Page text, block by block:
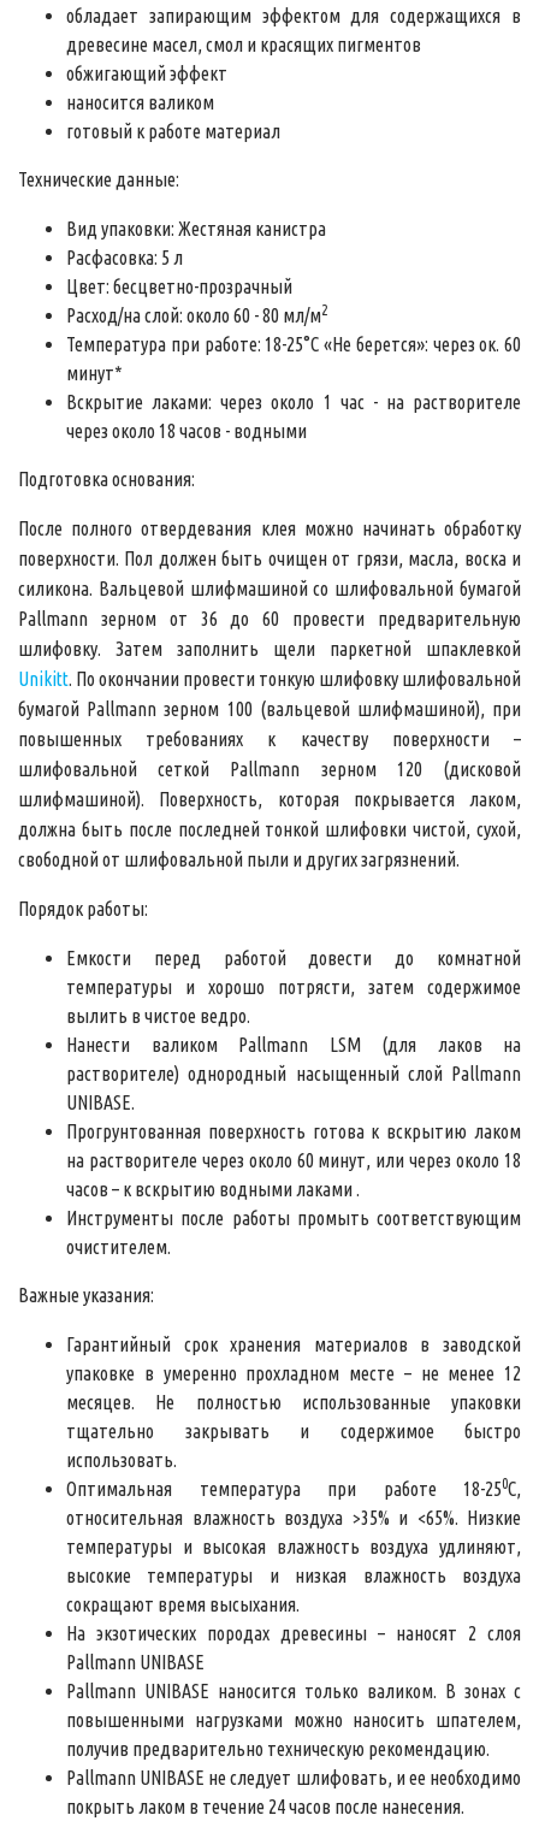
обладает запирающим эффектом для содержащихся в
древесине масел, смол и красящих пигментов
обжигающий эффект
наносится валиком
готовый к работе материал
Технические данные:
Вид упаковки: Жестяная канистра
Расфасовка: 5 л
Цвет: бесцветно-прозрачный
Расход/на слой: около 60 - 80 мл/м2
Температура при работе: 18-25°C «Не берется»: через ок. 60
минут*
Вскрытие лаками: через около 1 час - на растворителе
через около 18 часов - водными
Подготовка основания:
После полного отвердевания клея можно начинать обработку
поверхности. Пол должен быть очищен от грязи, масла, воска и
силикона. Вальцевой шлифмашиной со шлифовальной бумагой
Pallmann зерном от 36 до 60 провести предварительную
шлифовку. Затем заполнить щели паркетной шпаклевкой
Unikitt . По окончании провести тонкую шлифовку шлифовальной
бумагой Pallmann зерном 100 (вальцевой шлифмашиной), при
повышенных требованиях к качеству поверхности –
шлифовальной сеткой Pallmann зерном 120 (дисковой
шлифмашиной). Поверхность, которая покрывается лаком,
должна быть после последней тонкой шлифовки чистой, сухой,
свободной от шлифовальной пыли и других загрязнений.
Порядок работы:
Емкости перед работой довести до комнатной
температуры и хорошо потрясти, затем содержимое
вылить в чистое ведро.
Нанести валиком Pallmann LSM (для лаков на
растворителе) однородный насыщенный слой Pallmann
UNIBASE.
Прогрунтованная поверхность готова к вскрытию лаком
на растворителе через около 60 минут, или через около 18
часов – к вскрытию водными лаками .
Инструменты после работы промыть соответствующим
очистителем.
Важные указания:
Гарантийный срок хранения материалов в заводской
упаковке в умеренно прохладном месте – не менее 12
месяцев. Не полностью использованные упаковки
тщательно закрывать и содержимое быстро
использовать.
Оптимальная температура при работе 18-250С,
относительная влажность воздуха >35% и <65%. Низкие
температуры и высокая влажность воздуха удлиняют,
высокие температуры и низкая влажность воздуха
сокращают время высыхания.
На экзотических породах древесины – наносят 2 слоя
Pallmann UNIBASE
Pallmann UNIBASE наносится только валиком. В зонах с
повышенными нагрузками можно наносить шпателем,
получив предварительно техническую рекомендацию.
Pallmann UNIBASE не следует шлифовать, и ее необходимо
покрыть лаком в течение 24 часов после нанесения.